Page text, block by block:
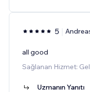
5
all good
Sağlanan Hizmet:
Uzmanın Yanıtı